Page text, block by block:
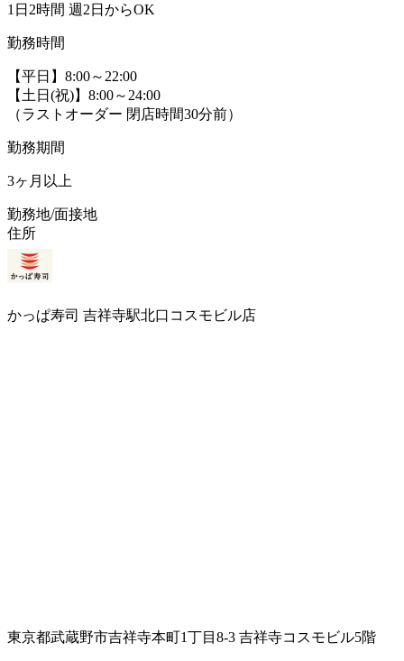
1日2時間 週2日からOK
勤務時間
【平日】8:00～22:00
【土日(祝)】8:00～24:00
（ラストオーダー 閉店時間30分前）
勤務期間
3ヶ月以上
勤務地/面接地
住所
かっぱ寿司 吉祥寺駅北口コスモビル店
東京都武蔵野市吉祥寺本町1丁目8-3 吉祥寺コスモビル5階